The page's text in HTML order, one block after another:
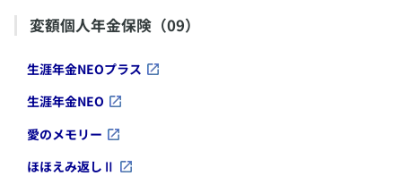
​変額個人年金保険（09）
​生涯年金NEOプラス
​生涯年金NEO
​愛のメモリー
​ほほえみ返しⅡ